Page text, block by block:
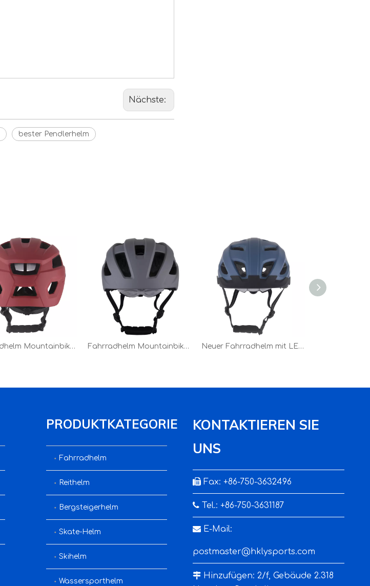
Nächste:
bester Pendlerhelm
Fahrradhelm Mountainbike-Fahrradhelm für Outdoor-Radsportsport rot Fahrradhelm Mountainbike Fahrradhelm für Outdoor-Radsport Sport Grau Neuer Fahrradhelm mit LED-Licht, PC-In-Mold-Fahrradhelm, sicherer Sport-Mountain-Road-Fahrradhelm für Erwachsene, Blau
PRODUKTKATEGORIE
Fahrradhelm
Reithelm
Bergsteigerhelm
Skate-Helm
Skihelm
Wassersporthelm
KONTAKTIEREN SIE
UNS
 Fax: +86-750-3632496
 Tel.: +86-750-3631187
 E-Mail:
postmaster@hklysports.com
 Hinzufügen: 2/f, Gebäude 2.318